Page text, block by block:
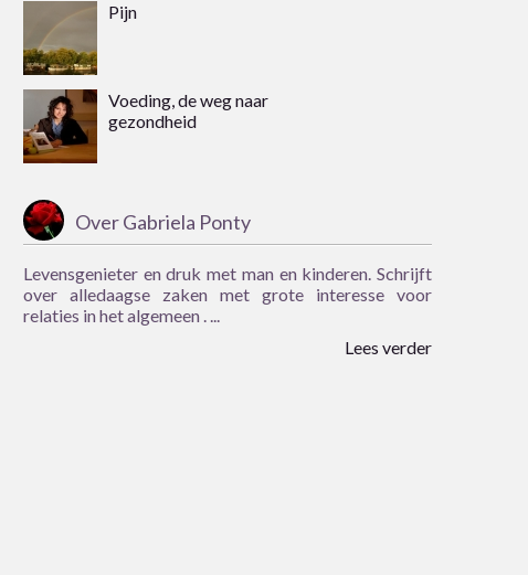
Pijn
Voeding, de weg naar
gezondheid
Over Gabriela Ponty
Levensgenieter en druk met man en kinderen. Schrijft
over alledaagse zaken met grote interesse voor
relaties in het algemeen . ...
Lees verder